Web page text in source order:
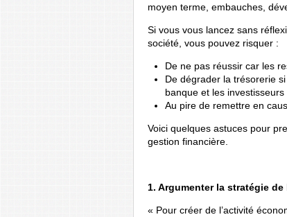
moyen terme, embauches,
Si vous vous lancez sans
société, vous pouvez risquer :
De ne pas réussir car les
De dégrader la trésorerie
banque et les investisseurs
Au pire de remettre en
Voici quelques astuces pour
gestion financière.
1. Argumenter la stratégie de
« Pour créer de l’activité